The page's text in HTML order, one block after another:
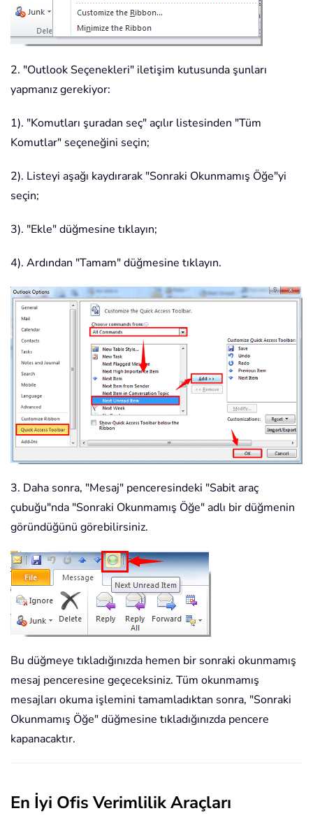
2. "Outlook Seçenekleri" iletişim kutusunda şunları
yapmanız gerekiyor:
1). "Komutları şuradan seç" açılır listesinden "Tüm
Komutlar" seçeneğini seçin;
2). Listeyi aşağı kaydırarak "Sonraki Okunmamış Öğe"yi
seçin;
3). "Ekle" düğmesine tıklayın;
4). Ardından "Tamam" düğmesine tıklayın.
3. Daha sonra, "Mesaj" penceresindeki "Sabit araç
çubuğu"nda "Sonraki Okunmamış Öğe" adlı bir düğmenin
göründüğünü görebilirsiniz.
Bu düğmeye tıkladığınızda hemen bir sonraki okunmamış
mesaj penceresine geçeceksiniz. Tüm okunmamış
mesajları okuma işlemini tamamladıktan sonra, "Sonraki
Okunmamış Öğe" düğmesine tıkladığınızda pencere
kapanacaktır.
En İyi Ofis Verimlilik Araçları